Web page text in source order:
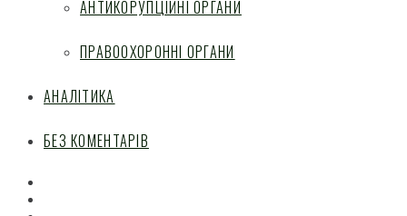
АНТИКОРУПЦІЙНІ ОРГАНИ
ПРАВООХОРОННІ ОРГАНИ
АНАЛІТИКА
БЕЗ КОМЕНТАРІВ